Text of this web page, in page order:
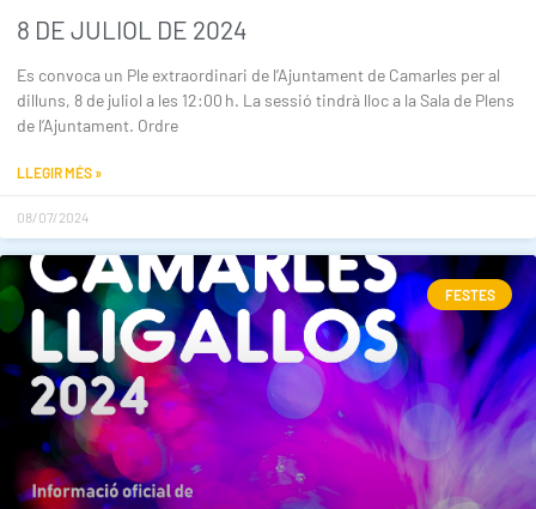
8 DE JULIOL DE 2024
Es convoca un Ple extraordinari de l’Ajuntament de Camarles per al
dilluns, 8 de juliol a les 12:00 h. La sessió tindrà lloc a la Sala de Plens
de l’Ajuntament. Ordre
LLEGIR MÉS »
08/07/2024
FESTES